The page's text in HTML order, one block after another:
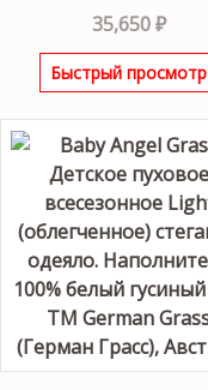
35,650₽
Быстрый просмотр